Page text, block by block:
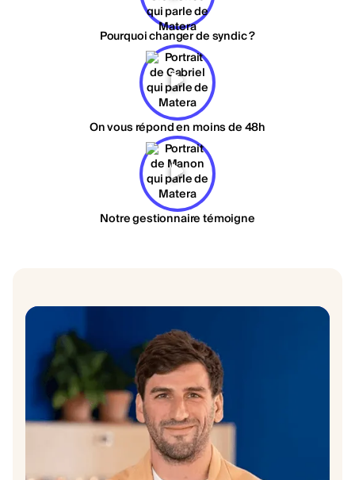
Pourquoi changer de syndic ?
On vous répond en moins de 48h
Notre gestionnaire témoigne